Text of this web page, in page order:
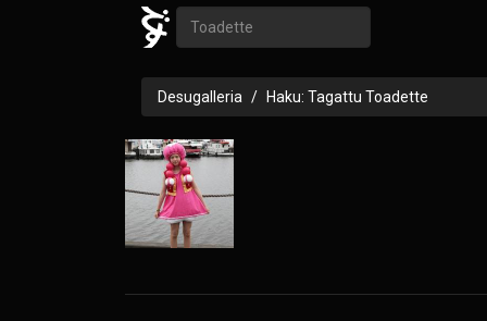
Desugalleria Haku: Tagattu Toadette